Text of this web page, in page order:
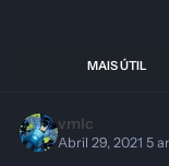
MAIS ÚTIL
vmlc
Abril 29, 20215